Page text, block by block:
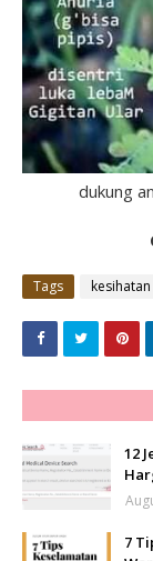
dukung
Tags kesihatan
12
7